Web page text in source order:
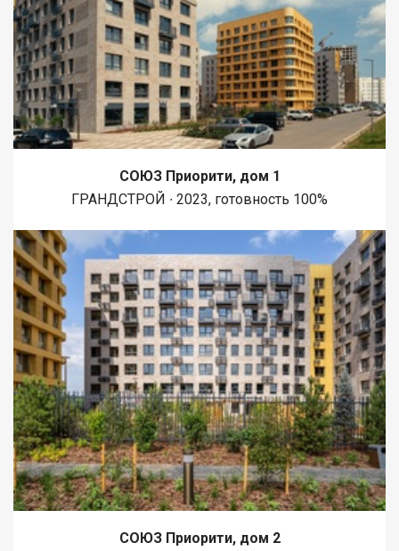
СОЮЗ Приорити, дом 1
ГРАНДСТРОЙ ∙ 2023, готовность 100%
СОЮЗ Приорити, дом 2